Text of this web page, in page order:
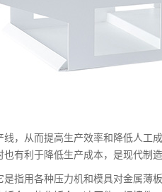
，从而提高生产效率和降低人工
有利于降低生产成本，是现代制
指用各种压力机和模具对金属薄